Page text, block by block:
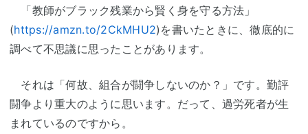
「教師がブラック残業から賢く身を守る方法」
(https://amzn.to/2CkMHU2)を書いたときに、徹底的に
調べて不思議に思ったことがあります。
それは「何故、組合が闘争しないのか？」です。勤評
闘争より重大のように思います。だって、過労死者が生
まれているのですから。